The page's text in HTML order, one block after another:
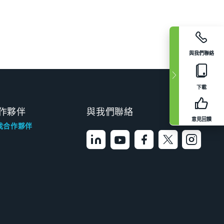
與我們聯絡
下載
意見回饋
夥伴
合作夥伴
與我們聯絡